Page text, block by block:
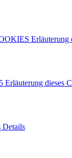
Erläuterung
Erläuterung dieses
Details